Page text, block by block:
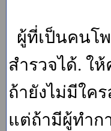
ผู้ที่เป็นคนโ
สำรวจได้. ใ
ถ้ายังไม่มีใค
แต่ถ้ามีผู้ทำก